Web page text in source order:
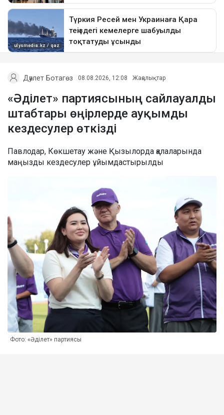
Дәулет Ботагөз 08.08.2026, 12:08 Жаңалықтар
«Әділет» партиясының сайлауалды
штабтары өңірлерде ауқымды
кездесулер өткізді
Павлодар, Көкшетау және Қызылорда қалаларында
маңызды кездесулер ұйымдастырылды
Фото: «Әділет» партиясы